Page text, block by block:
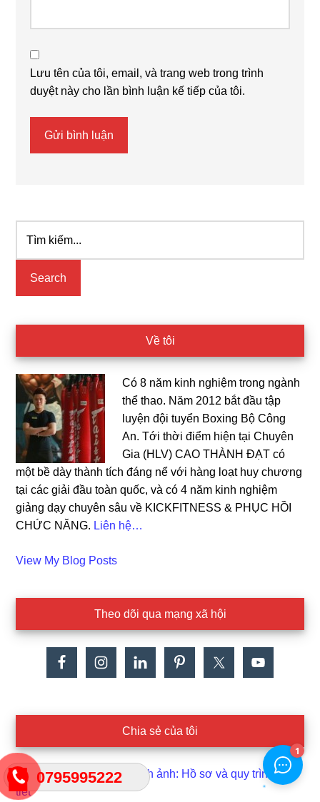
0795995222
Lưu tên của tôi, email, và trang web trong trình
duyệt này cho lần bình luận kế tiếp của tôi.
Primary
Sidebar
kiếm...
Về tôi
Có 8 năm kinh nghiệm trong ngành
thể thao. Năm 2012 bắt đầu tập
luyện đội tuyển Boxing Bộ Công
An. Tới thời điểm hiện tại Chuyên
Gia (HLV) CAO THÀNH ĐẠT có
một bề dày thành tích đáng nể với hàng loạt huy chương
tại các giải đầu toàn quốc, và có 4 năm kinh nghiệm
giảng dạy chuyên sâu về KICKFITNESS & PHỤC HỒI
CHỨC NĂNG. Liên hệ…
Cao
View My Blog Posts
Theo dõi qua mạng xã hội
Chia sẻ của tôi
Đăng ký bản quyền hình ảnh: Hồ sơ và quy trình chi
tiết